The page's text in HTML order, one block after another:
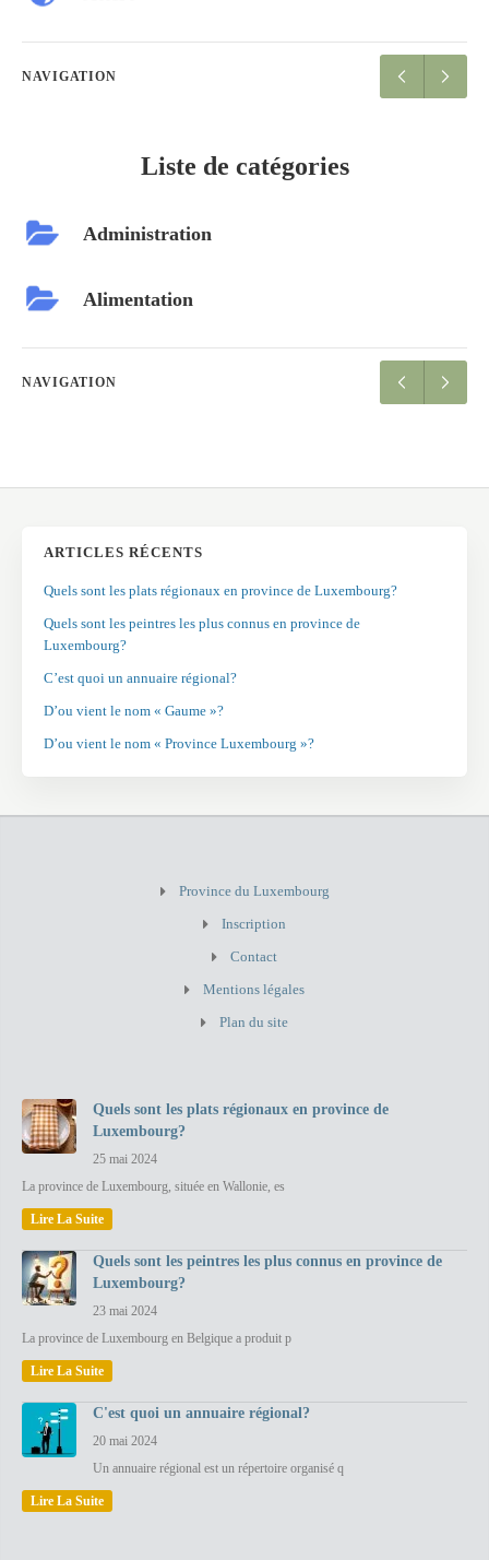
NAVIGATION
Liste de catégories
Administration
Alimentation
NAVIGATION
ARTICLES RÉCENTS
Quels sont les plats régionaux en province de Luxembourg?
Quels sont les peintres les plus connus en province de
Luxembourg?
C’est quoi un annuaire régional?
D’ou vient le nom « Gaume »?
D’ou vient le nom « Province Luxembourg »?
Province du Luxembourg
Inscription
Contact
Mentions légales
Plan du site
Quels sont les plats régionaux en province de
Luxembourg?
25 mai 2024
La province de Luxembourg, située en Wallonie, es
Lire La Suite
Quels sont les peintres les plus connus en province de
Luxembourg?
23 mai 2024
La province de Luxembourg en Belgique a produit p
Lire La Suite
C'est quoi un annuaire régional?
20 mai 2024
Un annuaire régional est un répertoire organisé q
Lire La Suite